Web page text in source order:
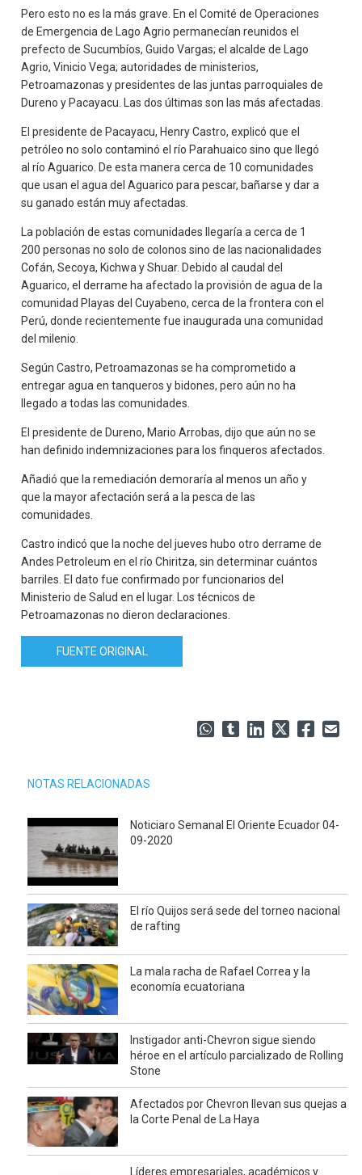
Pero esto no es la más grave. En el Comité de Operaciones
de Emergencia de Lago Agrio permanecían reunidos el
prefecto de Sucumbíos, Guido Vargas; el alcalde de Lago
Agrio, Vinicio Vega; autoridades de ministerios,
Petroamazonas y presidentes de las juntas parroquiales de
Dureno y Pacayacu. Las dos últimas son las más afectadas.
El presidente de Pacayacu, Henry Castro, explicó que el
petróleo no solo contaminó el río Parahuaico sino que llegó
al río Aguarico. De esta manera cerca de 10 comunidades
que usan el agua del Aguarico para pescar, bañarse y dar a
su ganado están muy afectadas.
La población de estas comunidades llegaría a cerca de 1
200 personas no solo de colonos sino de las nacionalidades
Cofán, Secoya, Kichwa y Shuar. Debido al caudal del
Aguarico, el derrame ha afectado la provisión de agua de la
comunidad Playas del Cuyabeno, cerca de la frontera con el
Perú, donde recientemente fue inaugurada una comunidad
del milenio.
Según Castro, Petroamazonas se ha comprometido a
entregar agua en tanqueros y bidones, pero aún no ha
llegado a todas las comunidades.
El presidente de Dureno, Mario Arrobas, dijo que aún no se
han definido indemnizaciones para los finqueros afectados.
Añadió que la remediación demoraría al menos un año y
que la mayor afectación será a la pesca de las
comunidades.
Castro indicó que la noche del jueves hubo otro derrame de
Andes Petroleum en el río Chiritza, sin determinar cuántos
barriles. El dato fue confirmado por funcionarios del
Ministerio de Salud en el lugar. Los técnicos de
Petroamazonas no dieron declaraciones.
FUENTE ORIGINAL
NOTAS RELACIONADAS
Noticiaro Semanal El Oriente Ecuador 04-
09-2020
El río Quijos será sede del torneo nacional
de rafting
La mala racha de Rafael Correa y la
economía ecuatoriana
Instigador anti-Chevron sigue siendo
héroe en el artículo parcializado de Rolling
Stone
Afectados por Chevron llevan sus quejas a
la Corte Penal de La Haya
Líderes empresariales, académicos y